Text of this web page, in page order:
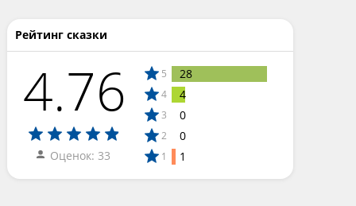
Рейтинг сказки
4.76
Оценок: 33
5 28
4 4
3 0
2 0
1 1